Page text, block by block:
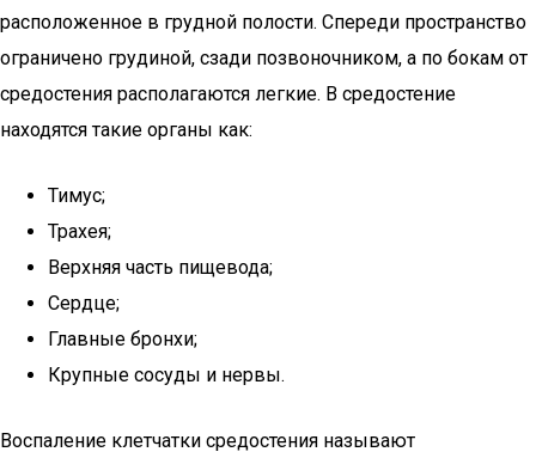
расположенное в грудной полости. Спереди пространство
ограничено грудиной, сзади позвоночником, а по бокам от
средостения располагаются легкие. В средостение
находятся такие органы как:
Тимус;
Трахея;
Верхняя часть пищевода;
Сердце;
Главные бронхи;
Крупные сосуды и нервы.
Воспаление клетчатки средостения называют